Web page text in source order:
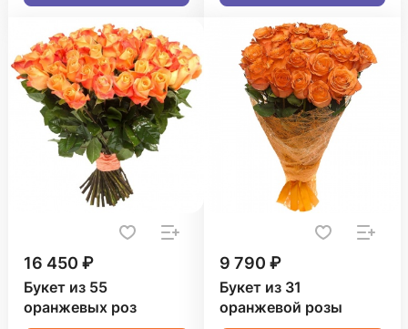
16 450 ₽
Букет из 55
оранжевых роз
9 790 ₽
Букет из 31
оранжевой розы